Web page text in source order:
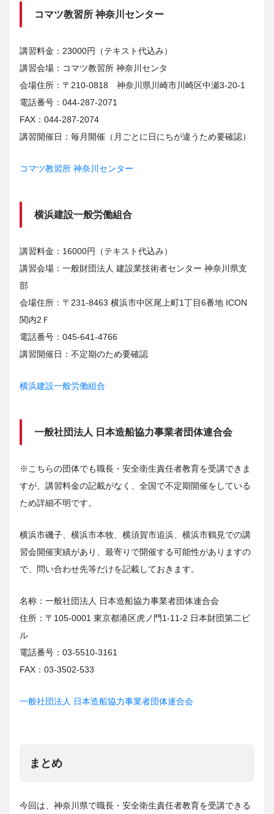
コマツ教習所 神奈川センター
講習料金：23000円（テキスト代込み）
講習会場：コマツ教習所 神奈川センタ
会場住所：〒210-0818 神奈川県川崎市川崎区中瀬3-20-1
電話番号：044-287-2071
FAX：044-287-2074
講習開催日：毎月開催（月ごとに日にちが違うため要確認）
コマツ教習所 神奈川センター
横浜建設一般労働組合
講習料金：16000円（テキスト代込み）
講習会場：一般財団法人 建設業技術者センター 神奈川県支
部
会場住所：〒231-8463 横浜市中区尾上町1丁目6番地 ICON
関内2Ｆ
電話番号：045-641-4766
講習開催日：不定期のため要確認
横浜建設一般労働組合
一般社団法人 日本造船協力事業者団体連合会
※こちらの団体でも職長・安全衛生責任者教育を受講できま
すが、講習料金の記載がなく、全国で不定期開催をしている
ため詳細不明です。
横浜市磯子、横浜市本牧、横須賀市追浜、横浜市鶴見での講
習会開催実績があり、最寄りで開催する可能性がありますの
で、問い合わせ先等だけを記載しておきます。
名称：一般社団法人 日本造船協力事業者団体連合会
住所：〒105-0001 東京都港区虎ノ門1-11-2 日本財団第二ビ
ル
電話番号：03-5510-3161
FAX：03-3502-533
一般社団法人 日本造船協力事業者団体連合会
まとめ
今回は、神奈川県で職長・安全衛生責任者教育を受講できる